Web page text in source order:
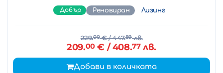
Добър Реновиран Лизинг
229.00€/ 447.89лв.
209.00€ / 408.77лв.
Добави в количката